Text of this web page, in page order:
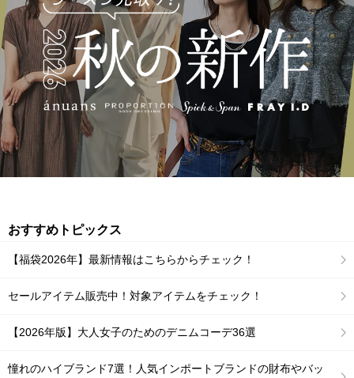
おすすめトピックス
【福袋2026年】最新情報はこちらからチェック！
セールアイテム販売中！対象アイテムをチェック！
【2026年版】大人女子のためのデニムコーデ36選
憧れのハイブランド7選！人気インポートブランドの財布やバッ